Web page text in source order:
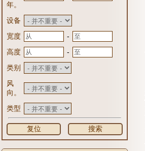
年。
设备
宽度
-
高度
-
类别
风
向。
类型
复位 搜索